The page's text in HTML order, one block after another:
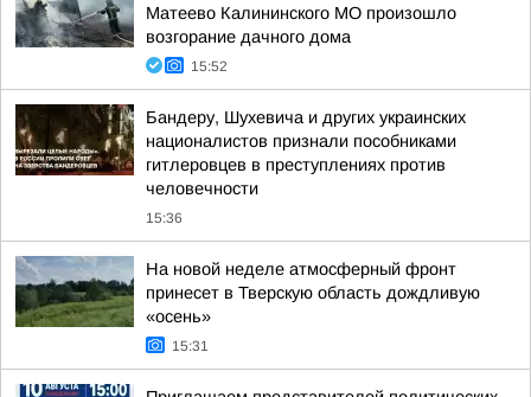
Матеево Калининского МО произошло
возгорание дачного дома
15:52
Бандеру, Шухевича и других украинских
националистов признали пособниками
гитлеровцев в преступлениях против
человечности
15:36
На новой неделе атмосферный фронт
принесет в Тверскую область дождливую
«осень»
15:31